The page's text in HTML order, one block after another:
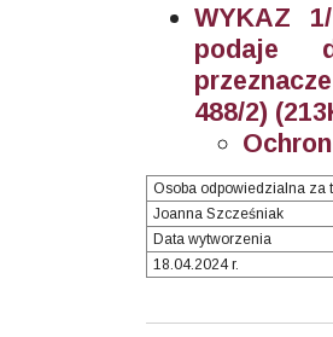
WYKAZ
podaje
488/2)
Osoba odpowiedzialna za
Joanna Szcześniak
Data wytworzenia
18.04.2024 r.